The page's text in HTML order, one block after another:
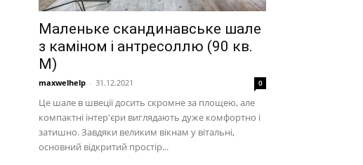
Маленьке скандинавське шале
з каміном і антресоллю (90 кв.
М)
maxwelhelp - 31.12.2021 0
Це шале в швеції досить скромне за площею, але
компактні інтер'єри виглядають дуже комфортно і
затишно. Завдяки великим вікнам у вітальні,
основний відкритий простір...